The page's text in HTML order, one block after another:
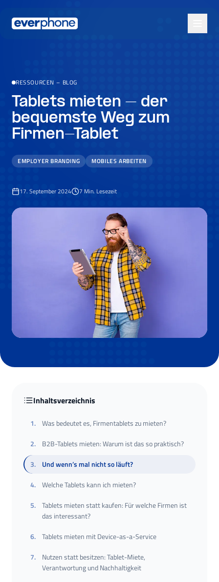
RESSOURCEN – BLOG
Tablets mieten – der
bequemste Weg zum
Firmen-Tablet
EMPLOYER BRANDING MOBILES ARBEITEN
17. September 2024 7 Min. Lesezeit
Inhaltsverzeichnis
1.
Was bedeutet es, Firmentablets zu mieten?
2.
B2B-Tablets mieten: Warum ist das so praktisch?
3.
Und wenn’s mal nicht so läuft?
4.
Welche Tablets kann ich mieten?
5.
Tablets mieten statt kaufen: Für welche Firmen ist
das interessant?
6.
Tablets mieten mit Device-as-a-Service
7.
Nutzen statt besitzen: Tablet-Miete,
Verantwortung und Nachhaltigkeit